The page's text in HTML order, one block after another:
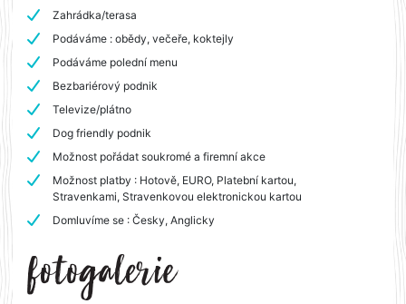
Zahrádka/terasa
Podáváme : obědy, večeře, koktejly
Podáváme polední menu
Bezbariérový podnik
Televize/plátno
Dog friendly podnik
Možnost pořádat soukromé a firemní akce
Možnost platby : Hotově, EURO, Platební kartou,
Stravenkami, Stravenkovou elektronickou kartou
Domluvíme se : Česky, Anglicky